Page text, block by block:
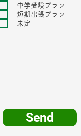
中学受験プラン
短期出張プラン
未定
Send